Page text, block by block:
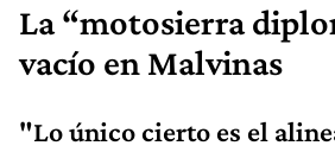
La “motosierra
vacío en Malvinas
"Lo único cierto es el